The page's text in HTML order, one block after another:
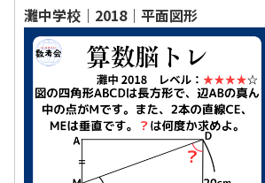
灘中学校｜2018｜平面図形